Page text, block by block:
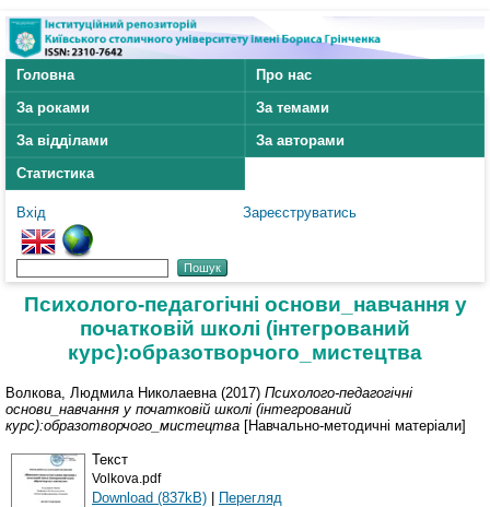
Головна
Про нас
За роками
За темами
За відділами
За авторами
Статистика
Вхід Зареєструватись
Психолого-педагогiчнi основи_навчання у
початковiй школi (інтегрований
курс):образотворчого_мистецтва
Волкова, Людмила Николаевна (2017) Психолого-педагогiчнi
основи_навчання у початковiй школi (інтегрований
курс):образотворчого_мистецтва [Навчально-методичні матеріали]
Текст
Volkova.pdf
Download (837kB) | Перегляд